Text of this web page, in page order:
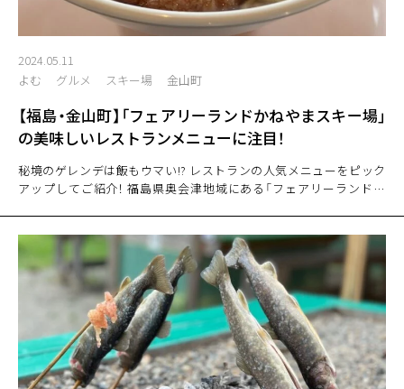
2024.05.11
よむ
グルメ スキー場 金山町
【福島・金山町】「フェアリーランドかねやまスキー場」
の美味しいレストランメニューに注目！
秘境のゲレンデは飯もウマい!? レストランの人気メニューをピック
アップしてご紹介！ 福島県奥会津地域にある「フェアリーランドか